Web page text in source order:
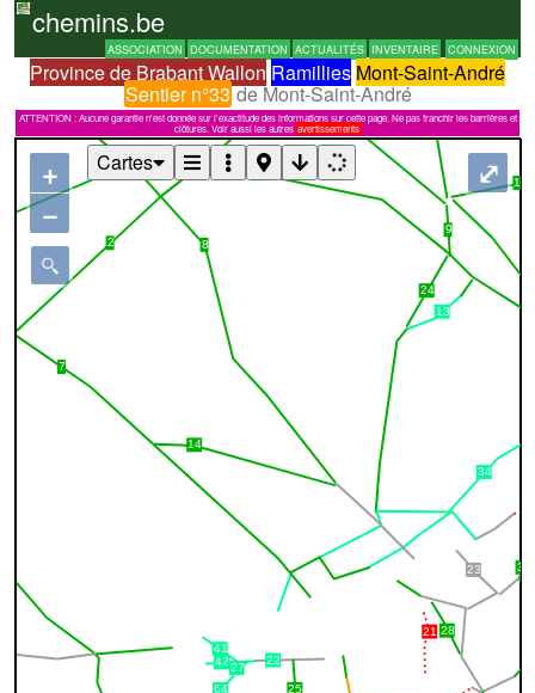
chemins.be
ASSOCIATION DOCUMENTATION ACTUALITÉS INVENTAIRE CONNEXION
Province de Brabant Wallon Ramillies Mont-Saint-André
Sentier n°33de Mont-Saint-André
ATTENTION : Aucune garantie n'est donnée sur l'exactitude des informations sur cette page. Ne pas franchir les barrières et
clôtures. Voir aussi les autres avertissements
+
−
⤢
Cartes